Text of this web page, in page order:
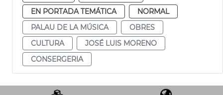
EN PORTADA TEMÁTICA
NORMAL
PALAU DE LA MÚSICA
OBRES
CULTURA
JOSÉ LUIS MORENO
CONSERGERIA